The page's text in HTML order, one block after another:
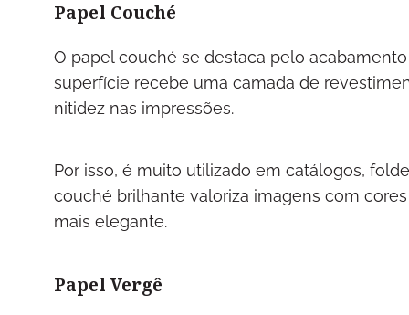
Papel Couché
O papel couché se destaca pelo
superfície recebe uma camada de
nitidez nas impressões.
Por isso, é muito utilizado em catálogos,
couché brilhante valoriza imagens com
mais elegante.
Papel Vergê